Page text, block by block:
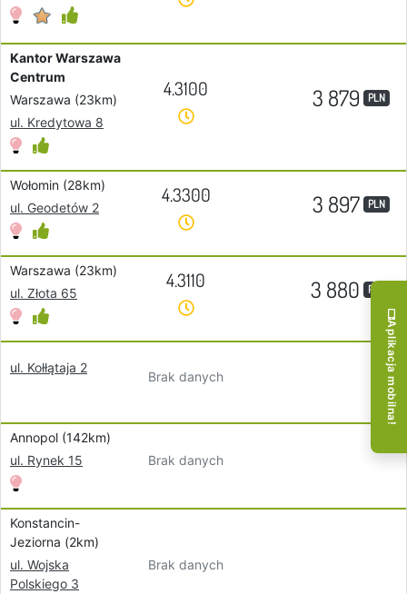
Kantor Warszawa
Centrum
Warszawa (23km)
ul. Kredytowa 8
4.3100 3 879 PLN
Wołomin (28km)
ul. Geodetów 2
4.3300 3 897 PLN
Warszawa (23km)
ul. Złota 65
4.3110 3 880 PLN
ul. Kołłątaja 2
Brak danych
Annopol (142km)
ul. Rynek 15
Brak danych
Konstancin-
Jeziorna (2km)
ul. Wojska
Polskiego 3
Brak danych
Aplikacja mobilna!